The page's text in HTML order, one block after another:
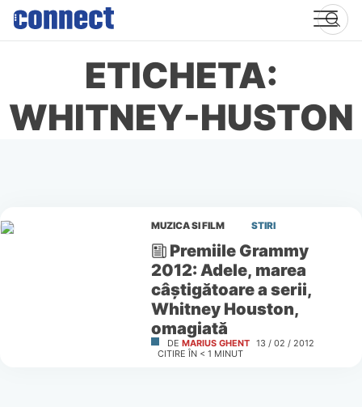
Skip
content
ETICHETA:
WHITNEY-HUSTON
MUZICA SI FILM STIRI
Premiile Grammy
2012: Adele, marea
câştigătoare a serii,
Whitney Houston,
omagiată
DE MARIUS GHENT 13 / 02 / 2012
CITIRE ÎN < 1 MINUT